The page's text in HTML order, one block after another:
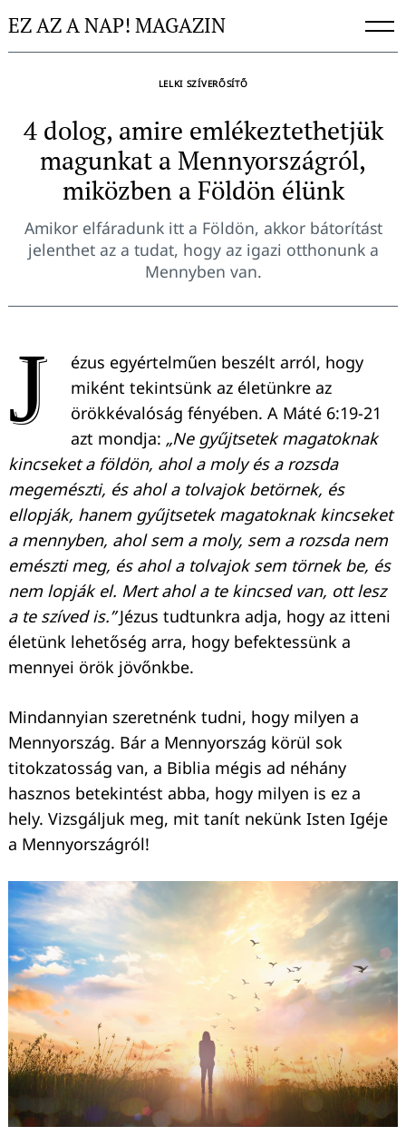
toEZ AZ A NAP! MAGAZIN
LELKI SZÍVERŐSÍTŐ
4 dolog, amire emlékeztethetjük
magunkat a Mennyországról,
miközben a Földön élünk
Amikor elfáradunk itt a Földön, akkor bátorítást
jelenthet az a tudat, hogy az igazi otthonunk a
Mennyben van.
J
ézus egyértelműen beszélt arról, hogy
miként tekintsünk az életünkre az
örökkévalóság fényében. A Máté 6:19-21
azt mondja: „Ne gyűjtsetek magatoknak
kincseket a földön, ahol a moly és a rozsda
megemészti, és ahol a tolvajok betörnek, és
ellopják, hanem gyűjtsetek magatoknak kincseket
a mennyben, ahol sem a moly, sem a rozsda nem
emészti meg, és ahol a tolvajok sem törnek be, és
nem lopják el. Mert ahol a te kincsed van, ott lesz
a te szíved is.”Jézus tudtunkra adja, hogy az itteni
életünk lehetőség arra, hogy befektessünk a
mennyei örök jövőnkbe.
Mindannyian szeretnénk tudni, hogy milyen a
Mennyország. Bár a Mennyország körül sok
titokzatosság van, a Biblia mégis ad néhány
hasznos betekintést abba, hogy milyen is ez a
hely. Vizsgáljuk meg, mit tanít nekünk Isten Igéje
a Mennyországról!